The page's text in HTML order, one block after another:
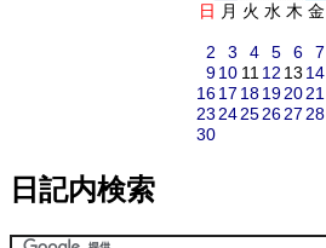
日 月 火 水 木 金
2
3 4 5 6 7
910 11 12 13 14
1617 18192021
23 24252627 28
30
日記内検索